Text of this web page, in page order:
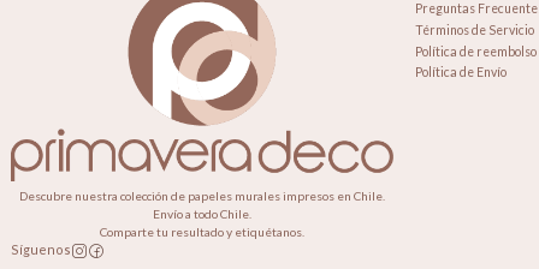
Descubre nuestra colección de papeles murales impresos en Chile.
Envío a todo Chile.
Comparte tu resultado y etiquétanos.
Síguenos
Preguntas
Términos de Servicio
Política de reembolso
Política de Envío